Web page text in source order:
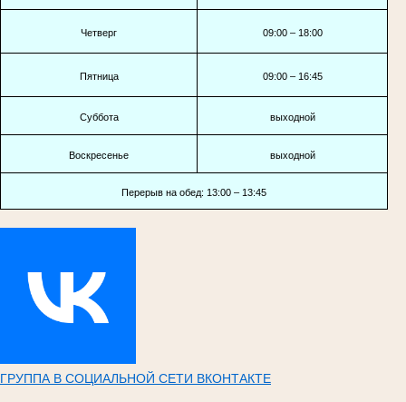
Четверг 09:00 – 18:00
Пятница 09:00 – 16:45
Суббота выходной
Воскресенье выходной
Перерыв на обед: 13:00 – 13:45
ГРУППА В СОЦИАЛЬНОЙ СЕТИ ВКОНТАКТЕ